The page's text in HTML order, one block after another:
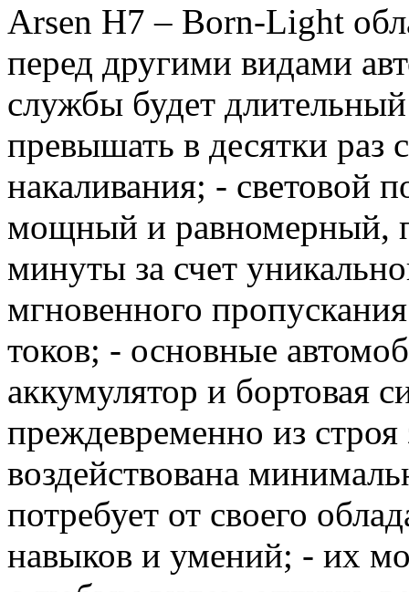
Arsen H7 – Born-Light
перед другими видами
службы будет
превышать в десятки раз
накаливания; - световой
мощный и равномерный,
минуты за счет
мгновенного
токов; - основные
аккумулятор и бортовая
преждевременно из строя
воздействована
потребует от своего
навыков и умений; - их